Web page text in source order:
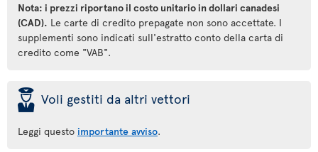
Nota: i prezzi riportano il costo unitario in dollari canadesi
(CAD). Le carte di credito prepagate non sono accettate. I
supplementi sono indicati sull'estratto conto della carta di
credito come "VAB".
þ Voli gestiti da altri vettori
Leggi questo importante avviso.